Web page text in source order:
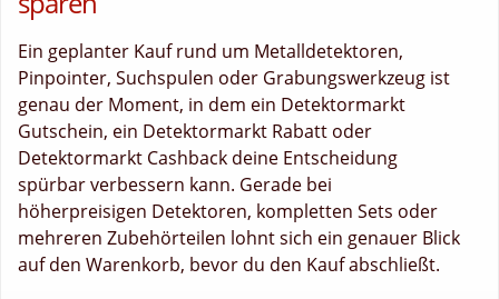
Ein geplanter Kauf rund um Metalldetektoren,
Pinpointer, Suchspulen oder Grabungswerkzeug ist
genau der Moment, in dem ein Detektormarkt
Gutschein, ein Detektormarkt Rabatt oder
Detektormarkt Cashback deine Entscheidung
spürbar verbessern kann. Gerade bei
höherpreisigen Detektoren, kompletten Sets oder
mehreren Zubehörteilen lohnt sich ein genauer Blick
auf den Warenkorb, bevor du den Kauf abschließt.